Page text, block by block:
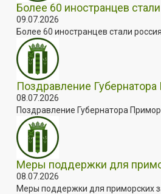
Более 60 иностранцев
09.07.2026
Более 60 иностранцев стали
Поздравление
08.07.2026
Поздравление Губернатора
Меры поддержки для
08.07.2026
Меры поддержки для приморских